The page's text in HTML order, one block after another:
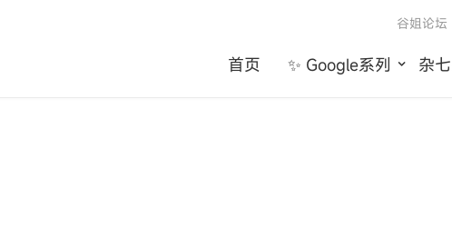
首页 ✨ Google系列 杂
谷姐论坛